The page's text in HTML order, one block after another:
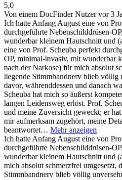
5,0
Von einem DocFinder Nutzervor 3
Ich hatte Anfang August eine von
durchgeführte Nebenschilddrüsen-
wunderbar kleinem Hautschnitt und
eine von Prof. Scheuba perfekt
OP, minimal-invasiv, mit wunderbar
nach der Narkose) für mich absolut
liegende Stimmbandnerv blieb völlig
davor, währenddessen und danach
Scheuba hat mich so äußerst
langen Leidensweg erlöst. Prof.
und meine Zuversicht geweckt; er
mir aufmerksam zugehört, meine
beantwortet… Mehr anzeigen
Ich hatte Anfang August eine von
durchgeführte Nebenschilddrüsen-
wunderbar kleinem Hautschnitt und
mich absolut schmerzfrei umgesetzt,
Stimmbandnerv blieb völlig